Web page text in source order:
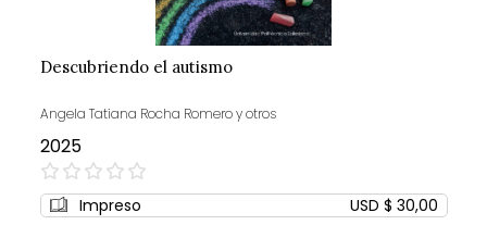
Descubriendo el autismo
Angela Tatiana Rocha Romero y otros
2025
0%
Impreso USD $ 30,00